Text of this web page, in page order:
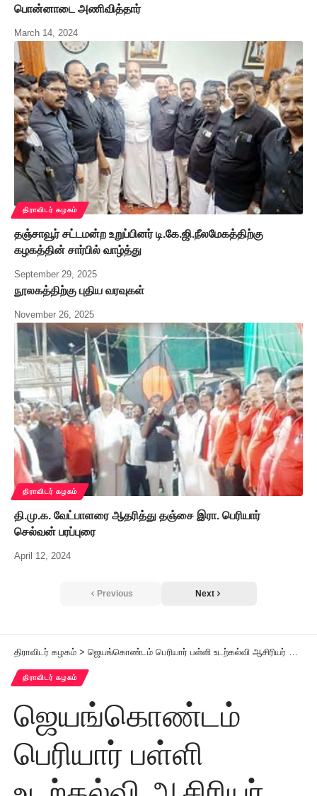
பொன்னாடை அணிவித்தார்
March 14, 2024
திராவிடர் கழகம்
தஞ்சாவூர் சட்டமன்ற உறுப்பினர் டி.கே.ஜி.நீலமேகத்திற்கு
கழகத்தின் சார்பில் வாழ்த்து
September 29, 2025
நூலகத்திற்கு புதிய வரவுகள்
November 26, 2025
திராவிடர் கழகம்
தி.மு.க. வேட்பாளரை ஆதரித்து தஞ்சை இரா. பெரியார்
செல்வன் பரப்புரை
April 12, 2024
Previous Next
திராவிடர் கழகம் > ஜெயங்கொண்டம் பெரியார் பள்ளி உடற்கல்வி ஆசிரியர் தேசிய மாணவர் படையின் வீரமாராயம் விருதினைப் பெற்றார்
திராவிடர் கழகம்
ஜெயங்கொண்டம்
பெரியார் பள்ளி